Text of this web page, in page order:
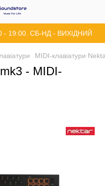
- 19:00. СБ-НД - ВИХІДНИЙ
MIDI-клавіатури
- MIDI-